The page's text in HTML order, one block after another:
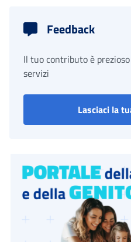
Feedback
Il tuo contributo è
servizi
Lasciaci la